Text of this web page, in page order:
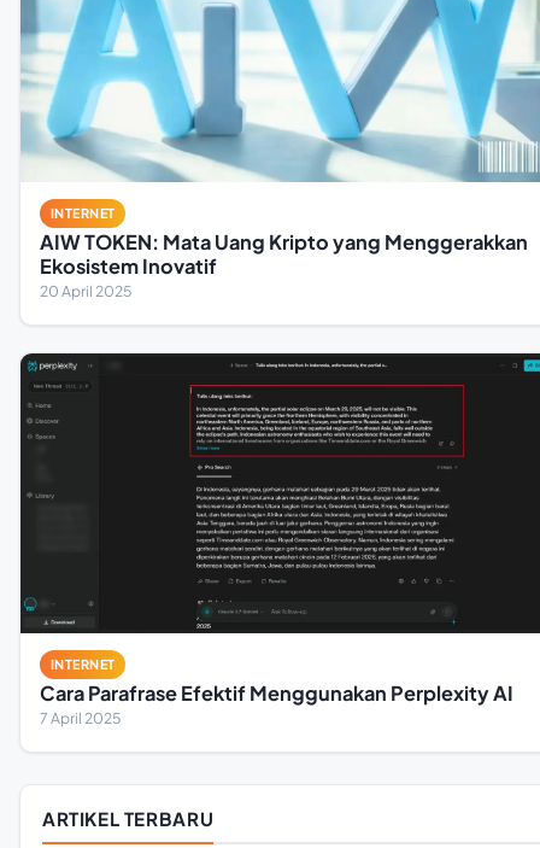
INTERNET
AIW TOKEN: Mata Uang Kripto yang Menggerakkan
Ekosistem Inovatif
20 April 2025
INTERNET
Cara Parafrase Efektif Menggunakan Perplexity AI
7 April 2025
ARTIKEL TERBARU